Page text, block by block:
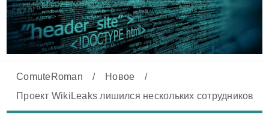
ComuteRoman / Новое
/
Проект WikiLeaks лишился нескольких сотрудников